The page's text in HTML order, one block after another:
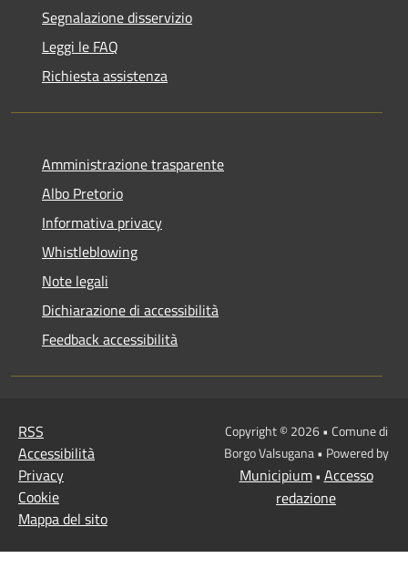
Segnalazione disservizio
Leggi le FAQ
Richiesta assistenza
Amministrazione trasparente
Albo Pretorio
Informativa privacy
Whistleblowing
Note legali
Dichiarazione di accessibilità
Feedback accessibilità
RSS
Accessibilità
Privacy
Cookie
Mappa del sito
Copyright © 2026 • Comune di
Borgo Valsugana • Powered by
Municipium• Accesso
redazione